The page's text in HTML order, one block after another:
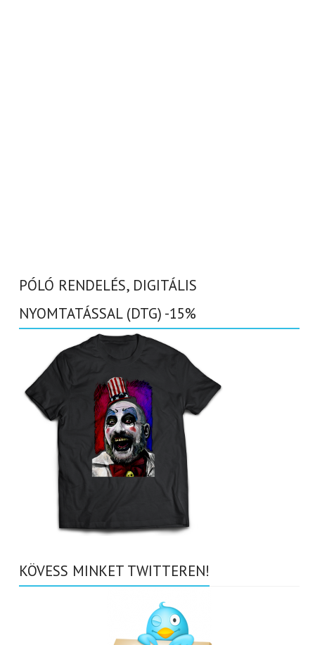
PÓLÓ RENDELÉS, DIGITÁLIS
NYOMTATÁSSAL (DTG) -15%
KÖVESS MINKET TWITTEREN!